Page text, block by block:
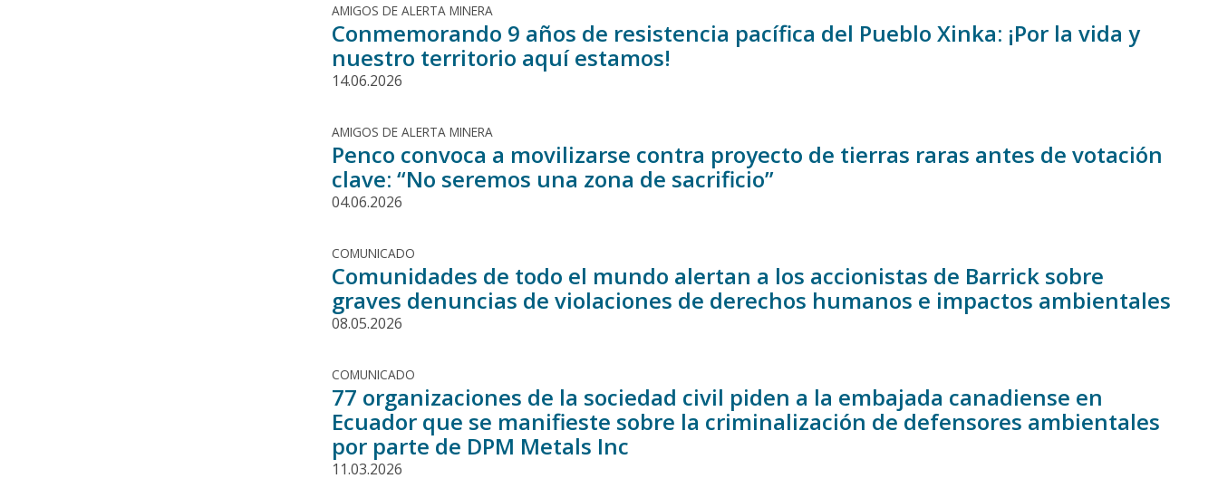
AMIGOS DE ALERTA MINERA
Conmemorando 9 años de resistencia pacífica del Pueblo Xinka: ¡Por la vida y
nuestro territorio aquí estamos!
14.06.2026
AMIGOS DE ALERTA MINERA
Penco convoca a movilizarse contra proyecto de tierras raras antes de votación
clave: “No seremos una zona de sacrificio”
04.06.2026
COMUNICADO
Comunidades de todo el mundo alertan a los accionistas de Barrick sobre
graves denuncias de violaciones de derechos humanos e impactos ambientales
08.05.2026
COMUNICADO
77 organizaciones de la sociedad civil piden a la embajada canadiense en
Ecuador que se manifieste sobre la criminalización de defensores ambientales
por parte de DPM Metals Inc
11.03.2026